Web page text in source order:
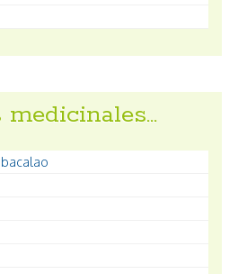
medicinales…